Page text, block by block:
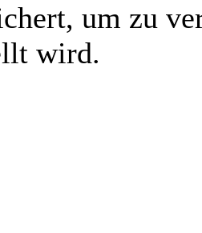
um zu
wird.